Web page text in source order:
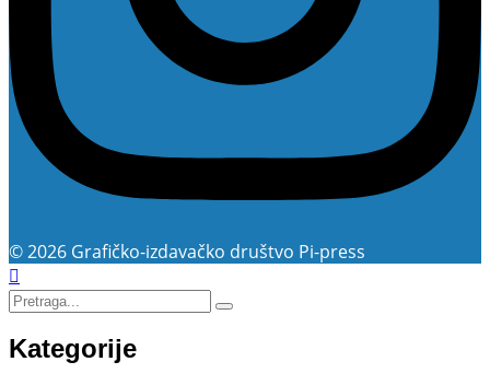
© 2026 Grafičko-izdavačko društvo Pi-press
Kategorije